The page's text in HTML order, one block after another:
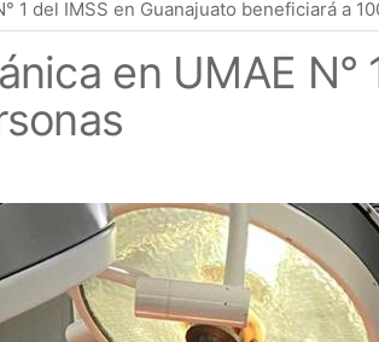
1 del IMSS en Guanajuato beneficiará a
en UMAE N°